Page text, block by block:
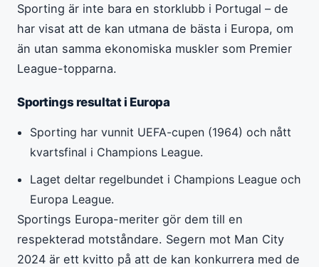
Sporting är inte bara en storklubb i Portugal – de
har visat att de kan utmana de bästa i Europa, om
än utan samma ekonomiska muskler som Premier
League-topparna.
Sportings resultat i Europa
Sporting har vunnit UEFA-cupen (1964) och nått
kvartsfinal i Champions League.
Laget deltar regelbundet i Champions League och
Europa League.
Sportings Europa-meriter gör dem till en
respekterad motståndare. Segern mot Man City
2024 är ett kvitto på att de kan konkurrera med de